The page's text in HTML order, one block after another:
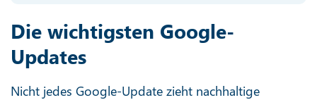
Die wichtigsten Google-
Updates
Nicht jedes Google-Update zieht nachhaltige